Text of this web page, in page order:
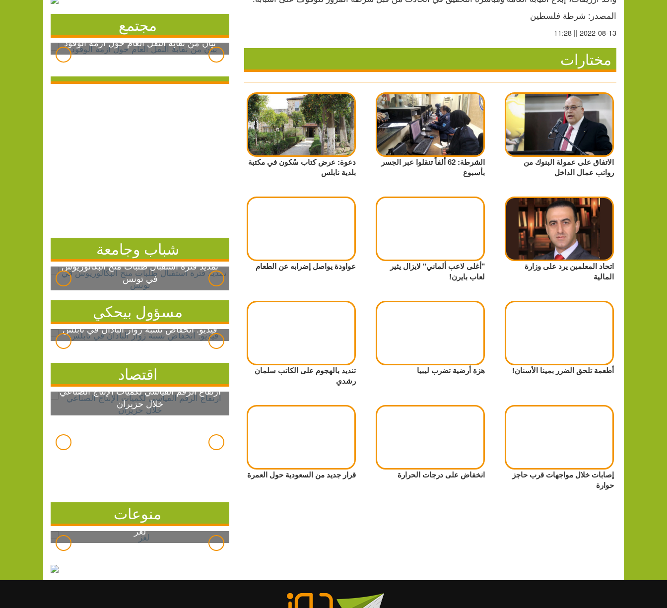
المصدر: شرطة فلسطين
2022-08-13 || 11:28
مختارات
الاتفاق على عمولة البنوك من
رواتب عمال الداخل
الشرطة: 62 ألفاً تنقلوا عبر الجسر
بأسبوع
دعوة: عرض كتاب سُكون في مكتبة
بلدية نابلس
اتحاد المعلمين يرد على وزارة
المالية
"أغلى لاعب ألماني" لايزال يثير
لعاب بايرن!
عواودة يواصل إضرابه عن الطعام
أطعمة تلحق الضرر بمينا الأسنان! هزة أرضية تضرب ليبيا
تنديد بالهجوم على الكاتب سلمان
رشدي
إصابات خلال مواجهات قرب حاجز
حوارة
انخفاض على درجات الحرارة قرار جديد من السعودية حول العمرة
مجتمع
بيان من نقابة النقل العام حول أزمة الوقود
شباب وجامعة
تمديد فترة استقبال طلبات منح البكالوريوس
في تونس
مسؤول بيحكي
فيديو: انخفاض نسبة زوار الباذان في نابلس
اقتصاد
ارتفاع الرقم القياسي لكميات الإنتاج الصناعي
خلال حزيران
منوعات
لغز